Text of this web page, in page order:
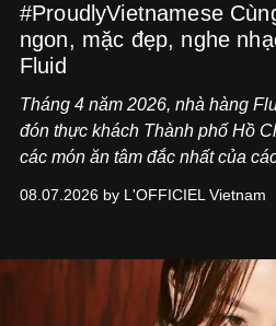
#ProudlyVietnamese
ngon, mặc đẹp, nghe
Fluid
Tháng 4 năm 2026, nhà hàng
đón thực khách Thành phố Hồ
các món ăn tâm đắc nhất của
món ăn đa dạng từ Á đến Âu
mang đến niềm vui cho thực
08.07.2026 by L'OFFICIEL Vietnam